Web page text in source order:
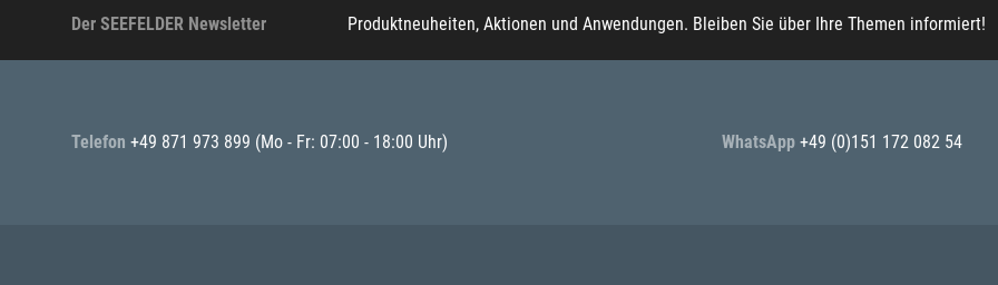
Der SEEFELDER Newsletter Produktneuheiten, Aktionen und Anwendungen. Bleiben Sie über Ihre Themen informiert!
Telefon +49 871 973 899 (Mo - Fr: 07:00 - 18:00 Uhr) WhatsApp +49 (0)151 172 082 54